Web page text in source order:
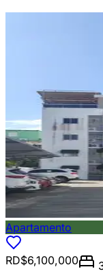
Apartamento
RD$6,100,000